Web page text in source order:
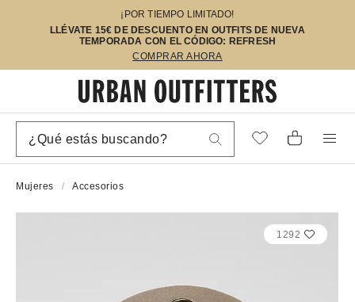
¡POR TIEMPO LIMITADO!
LLÉVATE 15€ DE DESCUENTO EN OUTFITS DE NUEVA
TEMPORADA CON EL CÓDIGO: REFRESH
COMPRAR AHORA
Mujeres Accesorios
1292